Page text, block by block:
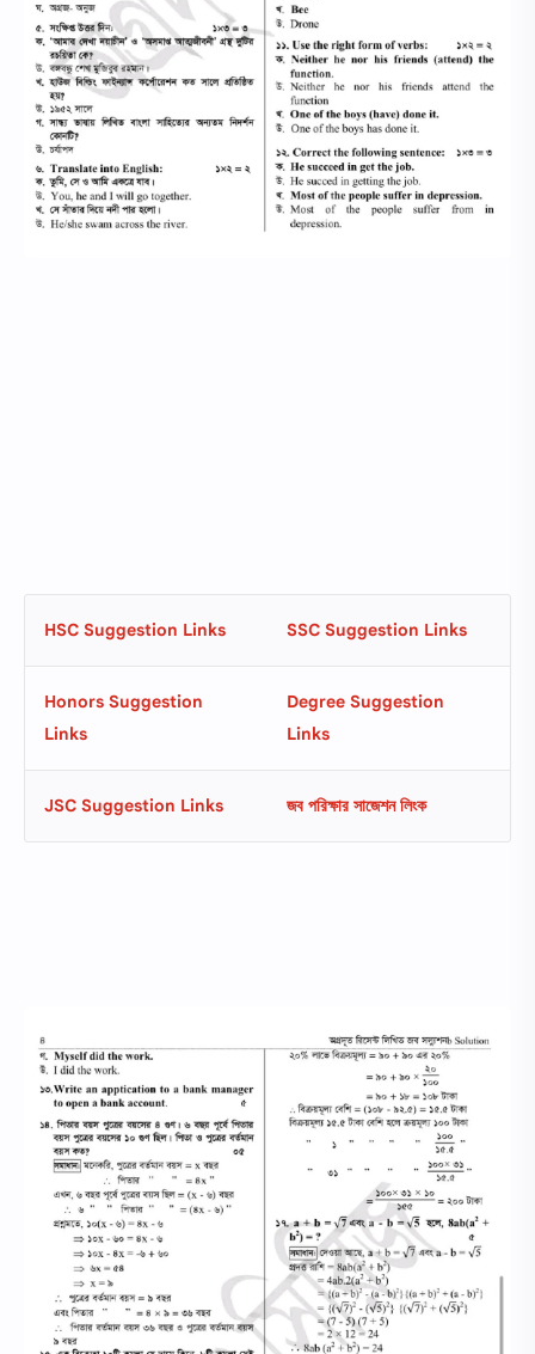
HSC Suggestion Links SSC Suggestion Links
Honors Suggestion
Links
Degree Suggestion
Links
JSC Suggestion Links জব পরিক্ষার সাজেশন লিংক